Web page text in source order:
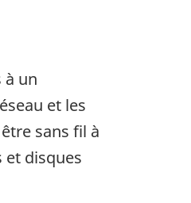
à un
et les
sans fil à
et disques